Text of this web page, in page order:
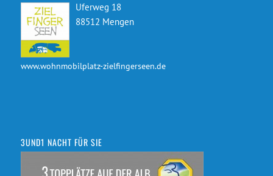
Uferweg 18
88512 Mengen
www.wohnmobilplatz-zielfingerseen.de
3UND1 NACHT FÜR SIE